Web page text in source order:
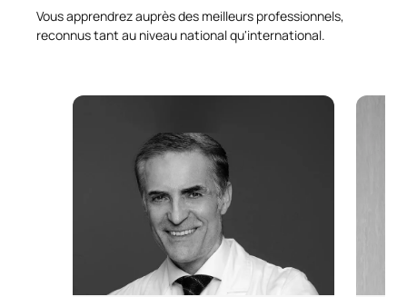
Vous apprendrez auprès des meilleurs professionnels,
reconnus tant au niveau national qu'international.